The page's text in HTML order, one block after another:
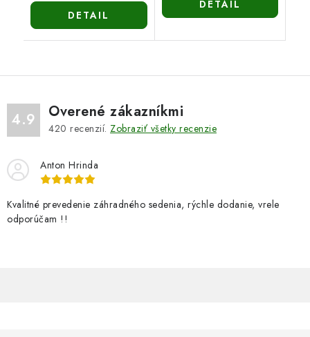
DETAIL
DETAIL
4.9 Overené zákazníkmi
420 recenzií. Zobraziť všetky recenzie
Anton Hrinda
Kvalitné prevedenie záhradného sedenia, rýchle dodanie, vrele
odporúčam !!